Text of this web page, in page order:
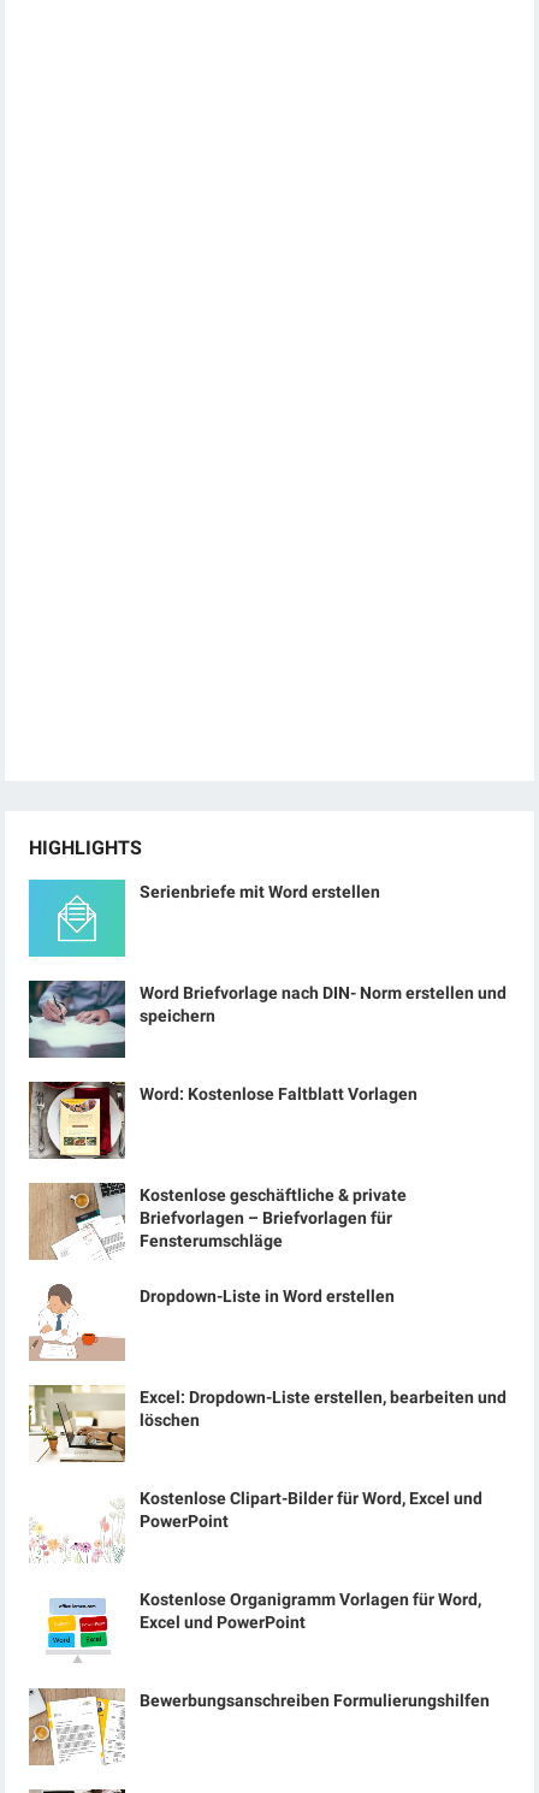
HIGHLIGHTS
Serienbriefe mit Word erstellen
Word Briefvorlage nach DIN- Norm erstellen und
speichern
Word: Kostenlose Faltblatt Vorlagen
Kostenlose geschäftliche & private
Briefvorlagen – Briefvorlagen für
Fensterumschläge
Dropdown-Liste in Word erstellen
Excel: Dropdown-Liste erstellen, bearbeiten und
löschen
Kostenlose Clipart-Bilder für Word, Excel und
PowerPoint
Kostenlose Organigramm Vorlagen für Word,
Excel und PowerPoint
Bewerbungsanschreiben Formulierungshilfen